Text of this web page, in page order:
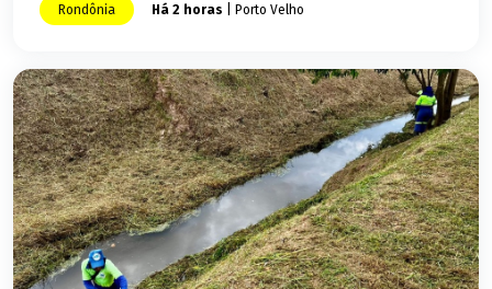
Rondônia Há 2 horas | Porto Velho